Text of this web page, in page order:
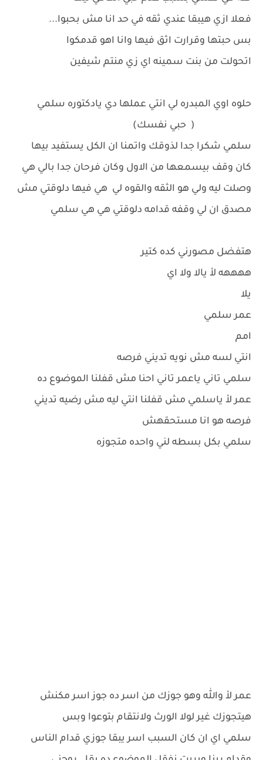
فعلا ازي هيبقا عندي ثقه في حد انا مش بحبوا...
بس حبتها وقرارت اثق فيها وانا اهو قدمكوا
اتحولت من بنت سمينه اي زي منتم شيفين
حلوه اوي المبدره لي انتي عملها دي يادكتوره سلمي
( حبي نفسك)
سلمي شكرا جدا لذوقك واتمنا ان الكل يستفيد بيها
كان وقف بيسمعها من الاول وكان فرحان جدا بالي هي
وصلت ليه ولي هو الثقه والقوه لي هي فيها دلوقتي مش
مصدق ان لي وقفه قدامه دلوقتي هي هي سلمي
هتفضل مصورني كده كتير
ههههه لأ يالا ولا اي
يلا
عمر سلمي
امم
انتي لسه مش نويه تديني فرصه
سلمي تاني ياعمر تاني احنا مش قفلنا الموضوع ده
عمر لأ ياسلمي مش قفلنا انتي ليه مش رضيه تديني
فرصه هو انا مستحقهش
سلمي بكل بسطه لني واحده متجوزه
عمر لأ والله وهو جوزك من اسر ده جوز اسر مكنش
هيتجوزك غير لولا الورث ولانتقام بتوعوا وبس
سلمي اي ان كان السبب اسر يبقا جوزي قدام الناس